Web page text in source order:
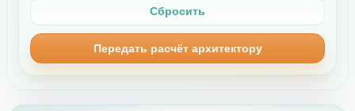
Сбросить
Передать расчёт архитектору